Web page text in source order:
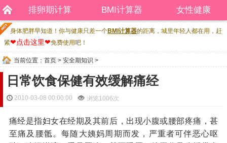
排卵期计算 BMI计算器 女性健康
身体肥胖早知道！你与健康只差一个BMI计算器的距离，城里年轻人都在用，赶
紧❤点击这里❤免费使用吧！
当前位置： 首页 > 安全期知识 >
日常饮食保健有效缓解痛经
2010-03-08 00:00:00 浏览1006次
痛经是指妇女在经期及其前后，出现小腹或腰部疼痛，甚
至痛及腰骶。每随大姨妈周期而发，严重者可伴恶心呕